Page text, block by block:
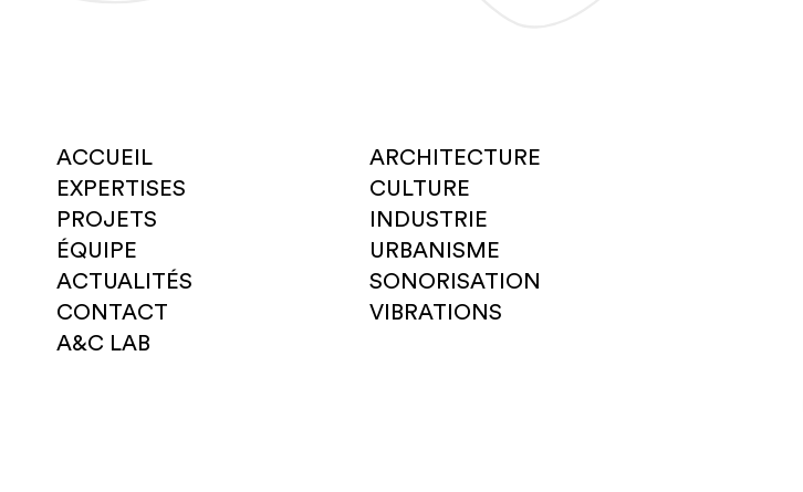
ACCUEIL
EXPERTISES
PROJETS
ÉQUIPE
ACTUALITÉS
CONTACT
A&C LAB
ARCHITECTURE
CULTURE
INDUSTRIE
URBANISME
SONORISATION
VIBRATIONS